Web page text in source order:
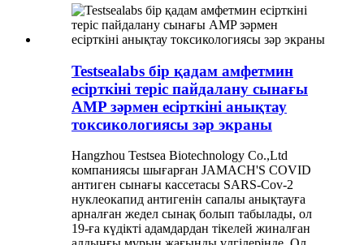
Testsealabs бір қадам амфетмин
есірткіні теріс пайдалану сынағы
AMP зәрмен есірткіні анықтау
токсикологиясы зәр экраны
Hangzhou Testsea Biotechnology Co.,Ltd
компаниясы шығарған JAMACH'S COVID
антиген сынағы кассетасы SARS-Cov-2
нуклеокапид антигенін сапалы анықтауға
арналған жедел сынақ болып табылады, ол
19-ға күдікті адамдардан тікелей жиналған